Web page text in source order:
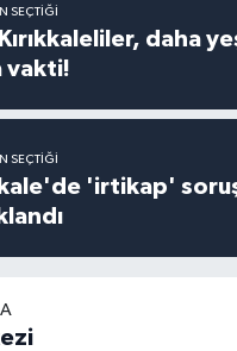
SEÇTIĞI
daha
vakti!
SEÇTIĞI
'irtikap'